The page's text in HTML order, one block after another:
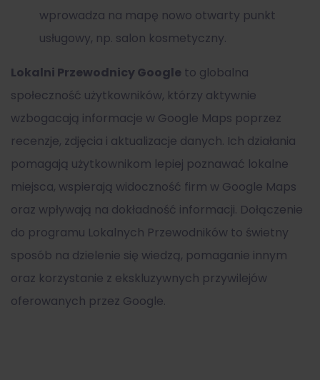
wprowadza na mapę nowo otwarty punkt
usługowy, np. salon kosmetyczny.
Lokalni Przewodnicy Google to globalna
społeczność użytkowników, którzy aktywnie
wzbogacają informacje w Google Maps poprzez
recenzje, zdjęcia i aktualizacje danych. Ich działania
pomagają użytkownikom lepiej poznawać lokalne
miejsca, wspierają widoczność firm w Google Maps
oraz wpływają na dokładność informacji. Dołączenie
do programu Lokalnych Przewodników to świetny
sposób na dzielenie się wiedzą, pomaganie innym
oraz korzystanie z ekskluzywnych przywilejów
oferowanych przez Google.